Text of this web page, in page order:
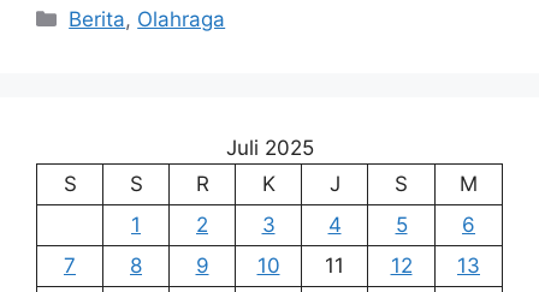
Kategori
Berita, Olahraga
Juli 2025
S
S R K J S
M
1
2 3 4 5
6
7
8 9 10 11 12
13